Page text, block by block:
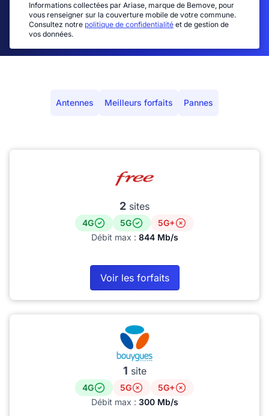
Informations collectées par Ariase, marque de Bemove, pour
vous renseigner sur la couverture mobile de votre commune.
Consultez notre politique de confidentialité et de gestion de
vos données.
Antennes Meilleurs forfaits Pannes
2 sites
4G 5G
5G+
Débit max : 844 Mb/s
Voir les forfaits
1 site
4G 5G
5G+
Débit max : 300 Mb/s